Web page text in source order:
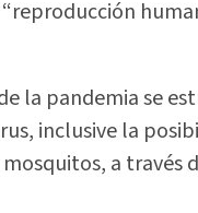
la pandemia se
inclusive la
a través